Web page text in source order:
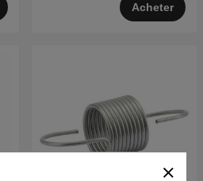
Acheter